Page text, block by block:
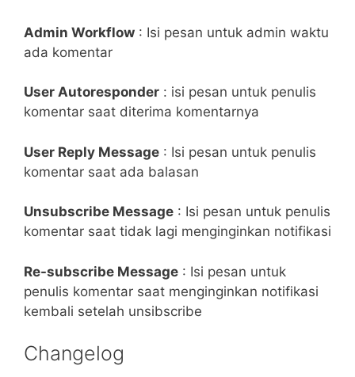
Admin Workflow : Isi pesan untuk admin waktu
ada komentar
User Autoresponder : isi pesan untuk penulis
komentar saat diterima komentarnya
User Reply Message : Isi pesan untuk penulis
komentar saat ada balasan
Unsubscribe Message : Isi pesan untuk penulis
komentar saat tidak lagi menginginkan notifikasi
Re-subscribe Message : Isi pesan untuk
penulis komentar saat menginginkan notifikasi
kembali setelah unsibscribe
Changelog